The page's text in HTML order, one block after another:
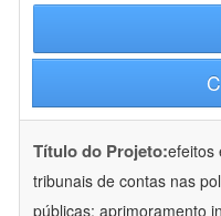
Título do Projeto:efeitos
tribunais de contas nas
públicas: aprimoramento